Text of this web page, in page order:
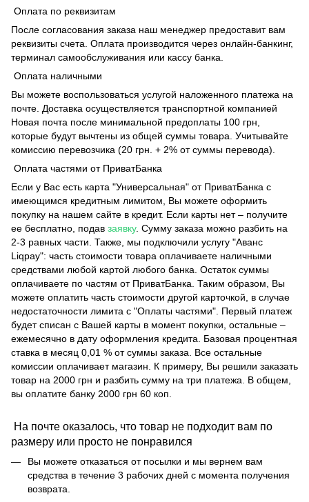
Оплата по реквизитам
После согласования заказа наш менеджер предоставит вам
реквизиты счета. Оплата производится через онлайн-банкинг,
терминал самообслуживания или кассу банка.
Оплата наличными
Вы можете воспользоваться услугой наложенного платежа на
почте. Доставка осуществляется транспортной компанией
Новая почта после минимальной предоплаты 100 грн,
которые будут вычтены из общей суммы товара. Учитывайте
комиссию перевозчика (20 грн. + 2% от суммы перевода).
Оплата частями от ПриватБанка
Если у Вас есть карта "Универсальная" от ПриватБанка с
имеющимся кредитным лимитом, Вы можете оформить
покупку на нашем сайте в кредит. Если карты нет – получите
ее бесплатно, подав заявку. Сумму заказа можно разбить на
2-3 равных части. Также, мы подключили услугу "Аванс
Liqpay": часть стоимости товара оплачиваете наличными
средствами любой картой любого банка. Остаток суммы
оплачиваете по частям от ПриватБанка. Таким образом, Вы
можете оплатить часть стоимости другой карточкой, в случае
недостаточности лимита с "Оплаты частями". Первый платеж
будет списан с Вашей карты в момент покупки, остальные –
ежемесячно в дату оформления кредита. Базовая процентная
ставка в месяц 0,01 % от суммы заказа. Все остальные
комиссии оплачивает магазин. К примеру, Вы решили заказать
товар на 2000 грн и разбить сумму на три платежа. В общем,
вы оплатите банку 2000 грн 60 коп.
На почте оказалось, что товар не подходит вам по
размеру или просто не понравился
Вы можете отказаться от посылки и мы вернем вам
средства в течение 3 рабочих дней с момента получения
возврата.